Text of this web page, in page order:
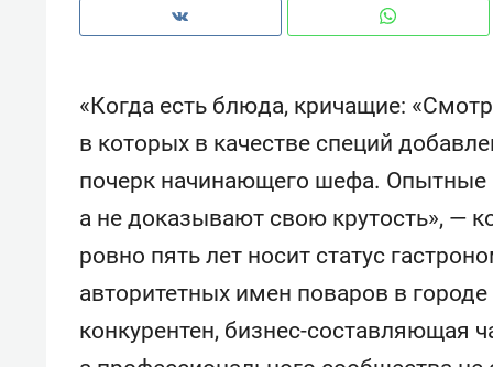
«Когда есть блюда, кричащие:
в которых в качестве специй
почерк начинающего шефа. Опытные
а не доказывают свою крутость», —
ровно пять лет носит статус
авторитетных имен поваров в
конкурентен, бизнес-составляющая
Оставить шум за волной: как
строят тишину в казанском
ЖК «Заря»
когда
свою